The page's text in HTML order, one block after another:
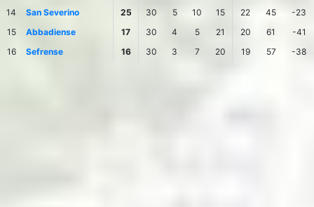
14
San Severino 25 30 5 10 15 22 45
-23
15
Abbadiense 17 30 4 5 21 20 61
-41
16
Sefrense 16 30 3 7 20 19 57 -38